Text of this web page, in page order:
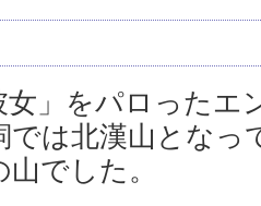
女」をパロった
では北漢山となっ
でした。